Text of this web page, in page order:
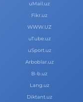
uMail.uz
Fikr.uz
WWW.UZ
uTube.uz
uSport.uz
Arboblar.uz
B-b.uz
Lang.uz
Diktant.uz